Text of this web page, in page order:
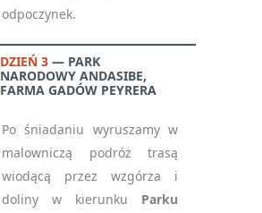
odpoczynek.
DZIEŃ 3
PARK
NARODOWY ANDASIBE,
FARMA GADÓW PEYRERA
Po śniadaniu wyruszamy w
malowniczą podróż trasą
wiodącą przez wzgórza i
doliny w kierunku Parku